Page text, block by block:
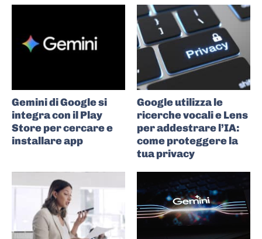
Gemini di Google si
integra con il Play
Store per cercare e
installare app
Google utilizza le
ricerche vocali e Lens
per addestrare l’IA:
come proteggere la
tua privacy